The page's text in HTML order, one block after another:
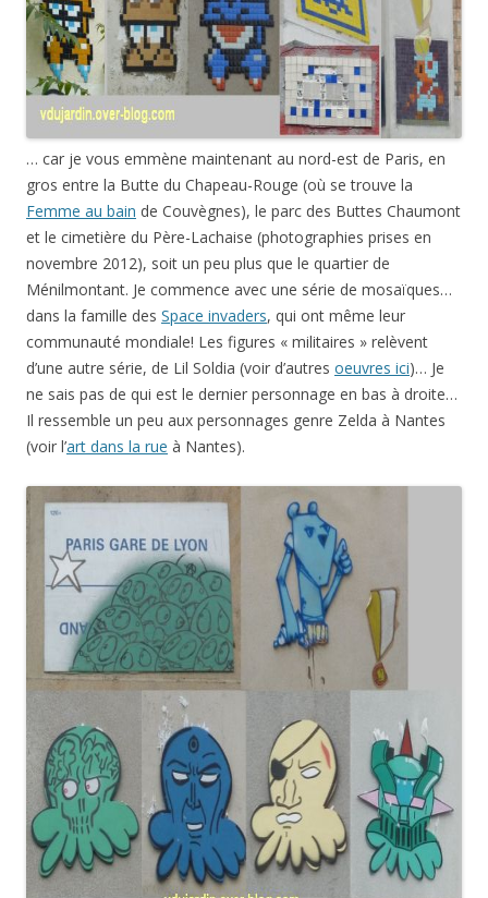
… car je vous emmène maintenant au nord-est de Paris, en
gros entre la Butte du Chapeau-Rouge (où se trouve la
Femme au bain de Couvègnes), le parc des Buttes Chaumont
et le cimetière du Père-Lachaise (photographies prises en
novembre 2012), soit un peu plus que le quartier de
Ménilmontant. Je commence avec une série de mosaïques…
dans la famille des Space invaders, qui ont même leur
communauté mondiale! Les figures « militaires » relèvent
d’une autre série, de Lil Soldia (voir d’autres oeuvres ici)… Je
ne sais pas de qui est le dernier personnage en bas à droite…
Il ressemble un peu aux personnages genre Zelda à Nantes
(voir l’art dans la rue à Nantes).